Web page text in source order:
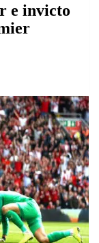
e invicto